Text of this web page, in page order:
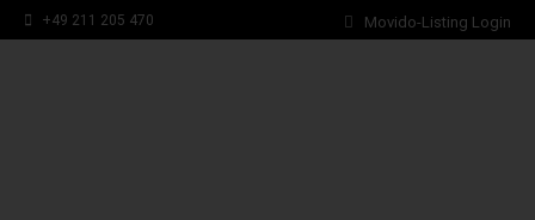
Skip
to
+49 211 205 470 Movido-Listing Login